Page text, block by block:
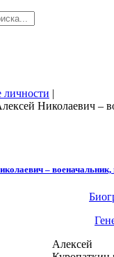
личности |
Николаевич –
– военачальник,